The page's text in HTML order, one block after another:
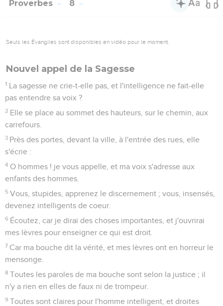
Proverbes 8
Seuls les Évangiles sont disponibles en vidéo pour le moment.
Nouvel appel de la Sagesse
1 La sagesse ne crie-t-elle pas, et l'intelligence ne fait-elle
pas entendre sa voix ?
2 Elle se place au sommet des hauteurs, sur le chemin, aux
carrefours.
3 Près des portes, devant la ville, à l'entrée des rues, elle
s'écrie :
4 O hommes ! je vous appelle, et ma voix s'adresse aux
enfants des hommes.
5 Vous, stupides, apprenez le discernement ; vous, insensés,
devenez intelligents de coeur.
6 Écoutez, car je dirai des choses importantes, et j'ouvrirai
mes lèvres pour enseigner ce qui est droit.
7 Car ma bouche dit la vérité, et mes lèvres ont en horreur le
mensonge.
8 Toutes les paroles de ma bouche sont selon la justice ; il
n'y a rien en elles de faux ni de trompeur.
9 Toutes sont claires pour l'homme intelligent, et droites